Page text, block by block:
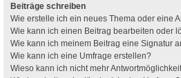
Beiträge schreiben
Wie erstelle ich ein neues Thema oder eine
Wie kann ich einen Beitrag bearbeiten oder
Wie kann ich meinem Beitrag eine Signatur
Wie kann ich eine Umfrage erstellen?
Wieso kann ich nicht mehr